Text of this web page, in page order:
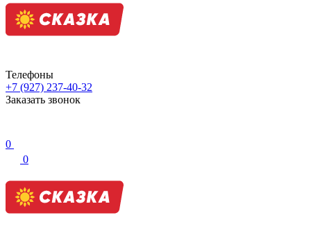
Телефоны
+7 (927) 237-40-32
Заказать звонок
0
0